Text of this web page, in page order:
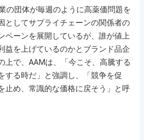
の団体が毎週のように高薬価問題を
としてサプライチェーンの関係者の
ペーンを展開しているが、誰が値上
益を上げているのかとブランド品企
上で、AAMは、「今こそ、高騰する
する時だ」と強調し、「競争を促
止め、常識的な価格に戻そう」と呼